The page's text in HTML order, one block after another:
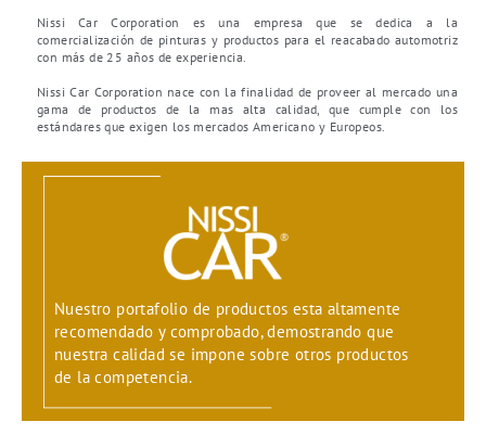
Nissi Car Corporation es una empresa que se dedica a la
comercialización de pinturas y productos para el reacabado automotriz
con más de 25 años de experiencia.
Nissi Car Corporation nace con la finalidad de proveer al mercado una
gama de productos de la mas alta calidad, que cumple con los
estándares que exigen los mercados Americano y Europeos.
Nuestro portafolio de productos esta altamente
recomendado y comprobado, demostrando que
nuestra calidad se impone sobre otros productos
de la competencia.